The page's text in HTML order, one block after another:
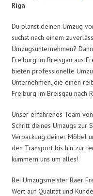
Riga
Du planst deinen Umzug
suchst nach einem
Umzugsunternehmen?
Freiburg im Breisgau aus
bieten professionelle
Unternehmen, die einen
Freiburg im Breisgau nach
Unser erfahrenes Team
Schritt deines Umzugs zur
Verpackung deiner Möbel
den Transport bis hin zur
kümmern uns um alles!
Bei Umzugsmeister Baer
Wert auf Qualität und